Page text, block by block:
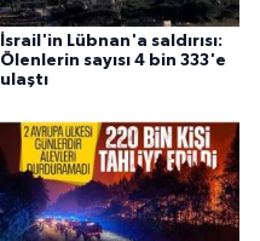
İsrail'in Lübnan'a saldırısı:
Ölenlerin sayısı 4 bin 333'e
ulaştı